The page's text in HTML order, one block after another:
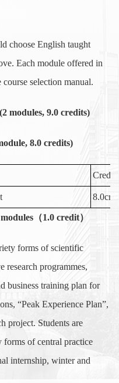
choose English taught
Each module offered in
selection manual.
modules, 9.0 credits)
8.0 credits)
Credit
（1.0 credit）
forms of scientific
research programmes,
business training plan for
“Peak Experience Plan”,
project. Students are
forms of central practice
internship, winter and